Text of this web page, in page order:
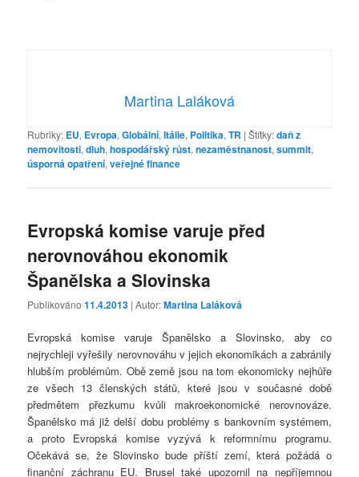
Martina Laláková
Rubriky: EU, Evropa,Globální,Itálie, Politika,TR |Štítky:daň z
nemovitosti,dluh,hospodářský růst,nezaměstnanost,summit,
úsporná opatření,veřejné finance
Evropská komise varuje před
nerovnováhou ekonomik
Španělska a Slovinska
Publikováno11.4.2013 | Autor:Martina Laláková
Evropská komise varuje Španělsko a Slovinsko, aby co
nejrychleji vyřešily nerovnováhu v jejich ekonomikách a zabránily
hlubším problémům. Obě země jsou na tom ekonomicky nejhůře
ze všech 13 členských států, které jsou v současné době
předmětem přezkumu kvůli makroekonomické nerovnováze.
Španělsko má již delší dobu problémy s bankovním systémem,
a proto Evropská komise vyzývá k reformnímu programu.
Očekává se, že Slovinsko bude příští zemí, která požádá o
finanční záchranu EU. Brusel také upozornil na nepříjemnou